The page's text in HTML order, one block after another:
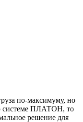
по-максимуму, но
системе ПЛАТОН, то
решение для